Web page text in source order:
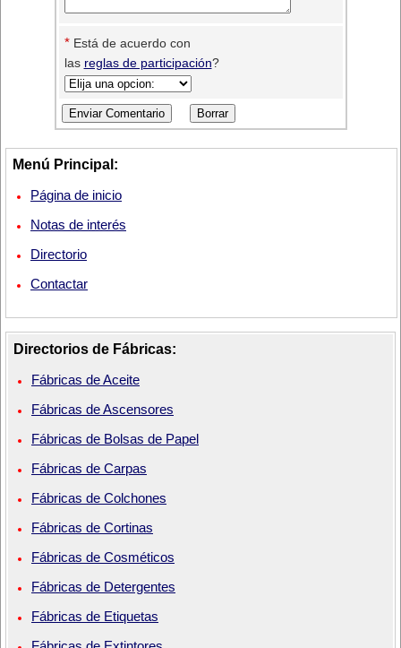
*Está de acuerdo con
las reglas de participación?
Menú Principal:
Página de inicio
Notas de interés
Directorio
Contactar
Directorios de Fábricas:
Fábricas de Aceite
Fábricas de Ascensores
Fábricas de Bolsas de Papel
Fábricas de Carpas
Fábricas de Colchones
Fábricas de Cortinas
Fábricas de Cosméticos
Fábricas de Detergentes
Fábricas de Etiquetas